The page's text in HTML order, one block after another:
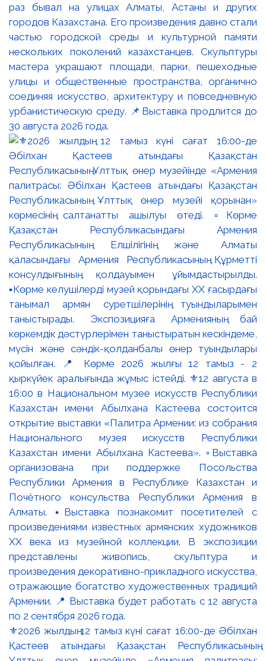
раз бывал на улицах Алматы, Астаны и других
городов Казахстана. Его произведения давно стали
частью городской среды и культурной памяти
нескольких поколений казахстанцев. Скульптуры
мастера украшают площади, парки, пешеходные
улицы и общественные пространства, органично
соединяя искусство, архитектуру и повседневную
урбанистическую среду. 📌Выставка продлится до
30 августа 2026 года.
⚜️2026 жылдың 12 тамыз күні сағат 16:00-де Әбілхан
Қастеев атындағы Қазақстан Республикасының